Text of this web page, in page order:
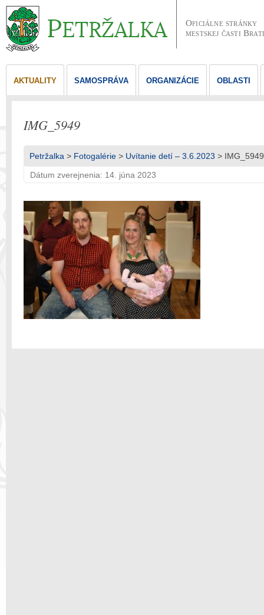
Oficiálne stránky
mestskej časti
AKTUALITY SAMOSPRÁVA ORGANIZÁCIE OBLASTI
IMG_5949
Petržalka > Fotogalérie > Uvítanie detí – 3.6.2023 > IMG_5949
Dátum zverejnenia: 14. júna 2023